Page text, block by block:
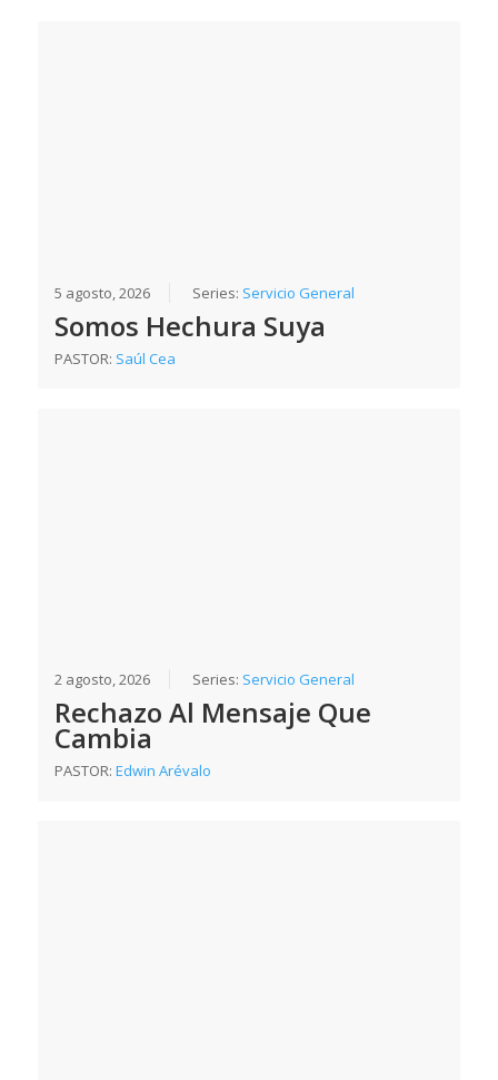
5 agosto, 2026 Series: Servicio General
Somos Hechura Suya
PASTOR: Saúl Cea
2 agosto, 2026 Series: Servicio General
Rechazo Al Mensaje Que
Cambia
PASTOR:Edwin Arévalo